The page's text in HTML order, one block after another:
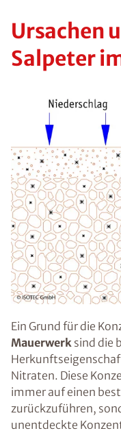
Ursachen
Salpeter
Ein Grund für die
Mauerwerk sind die
Nitraten. Diese
immer auf einen
zurückzuführen,
unentdeckte